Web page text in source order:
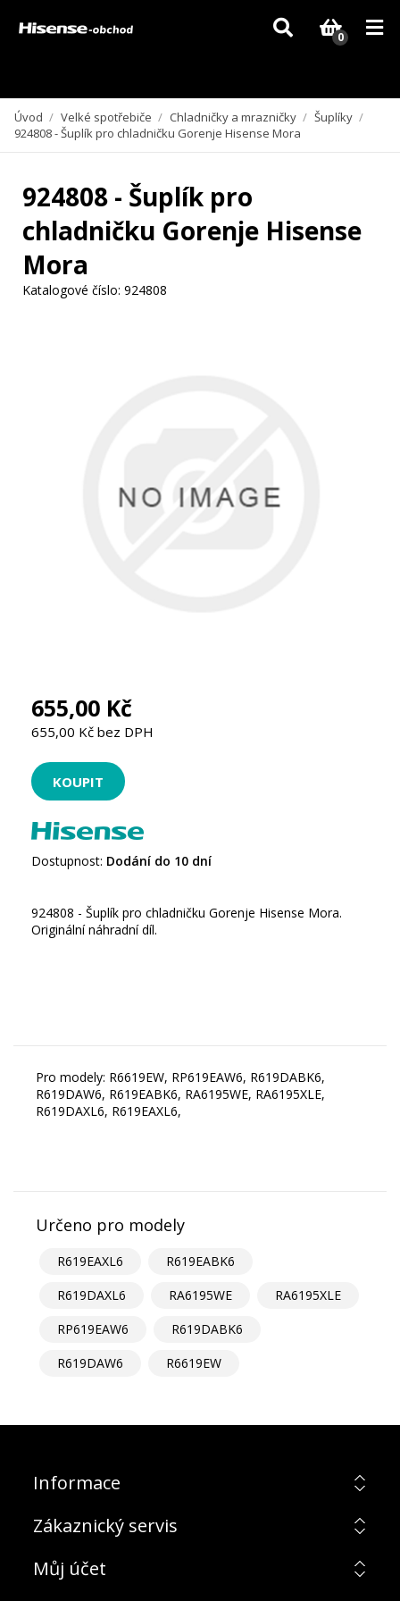
Vzhledem k aktuální situaci se může dodání dílů, které nejsou skladem,
zpozdit. Děkujeme za pochopení.
0
Úvod / Velké spotřebiče / Chladničky a mrazničky / Šuplíky /
924808 - Šuplík pro chladničku Gorenje Hisense Mora
924808 - Šuplík pro
chladničku Gorenje Hisense
Mora
Katalogové číslo: 924808
655,00 Kč
655,00 Kč bez DPH
Dostupnost: Dodání do 10 dní
924808 - Šuplík pro chladničku Gorenje Hisense Mora.
Originální náhradní díl.
Pro modely: R6619EW, RP619EAW6, R619DABK6,
R619DAW6, R619EABK6, RA6195WE, RA6195XLE,
R619DAXL6, R619EAXL6,
Určeno pro modely
R619EAXL6
R619EABK6
R619DAXL6
RA6195WE
RA6195XLE
RP619EAW6
R619DABK6
R619DAW6
R6619EW
Informace
Zákaznický servis
Můj účet